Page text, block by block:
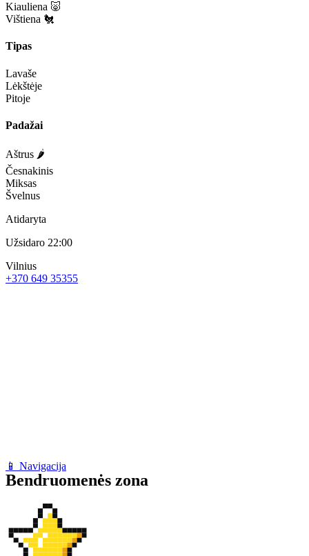
Kiauliena 🐷
Vištiena 🐔
Tipas
Lavaše
Lėkštėje
Pitoje
Padažai
Aštrus 🌶️
Česnakinis
Miksas
Švelnus
Atidaryta
Užsidaro 22:00
Vilnius
+370 649 35355
📱 Navigacija
Bendruomenės zona